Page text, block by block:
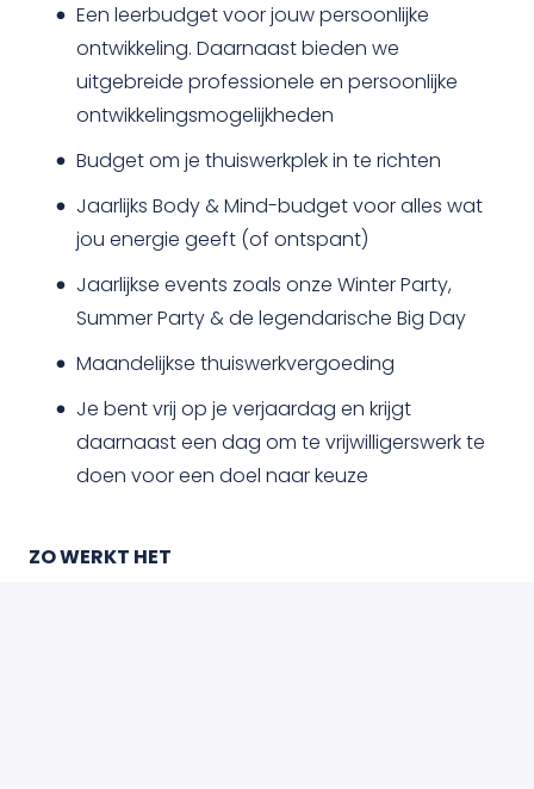
Een leerbudget voor jouw persoonlijke
ontwikkeling. Daarnaast bieden we
uitgebreide professionele en persoonlijke
ontwikkelingsmogelijkheden
Budget om je thuiswerkplek in te richten
Jaarlijks Body & Mind-budget voor alles wat
jou energie geeft (of ontspant)
Jaarlijkse events zoals onze Winter Party,
Summer Party & de legendarische Big Day
Maandelijkse thuiswerkvergoeding
Je bent vrij op je verjaardag en krijgt
daarnaast een dag om te vrijwilligerswerk te
doen voor een doel naar keuze
ZO WERKT HET